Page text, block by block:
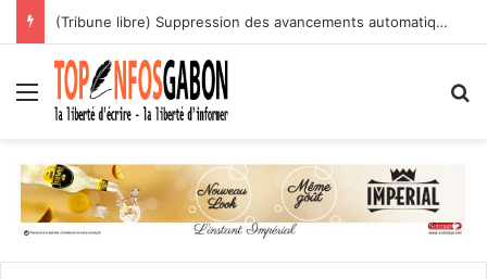
(Tribune libre) Suppression des avancements automatiques : l’assassinat programmé des carrières des agents publics
Menu